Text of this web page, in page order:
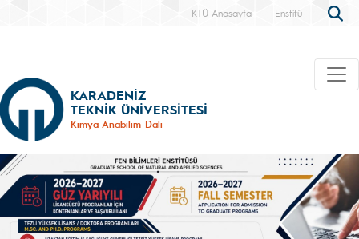
KTÜ Anasayfa Enstitü
KARADENİZ
TEKNİK ÜNİVERSİTESİ
Kimya Anabilim Dalı